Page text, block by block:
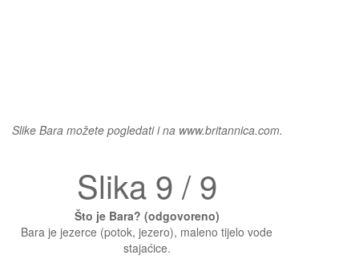
Slike Bara možete pogledati i na www.britannica.com.
Slika 9 / 9
Što je Bara? (odgovoreno)
Bara je jezerce (potok, jezero), maleno tijelo vode
stajaćice.